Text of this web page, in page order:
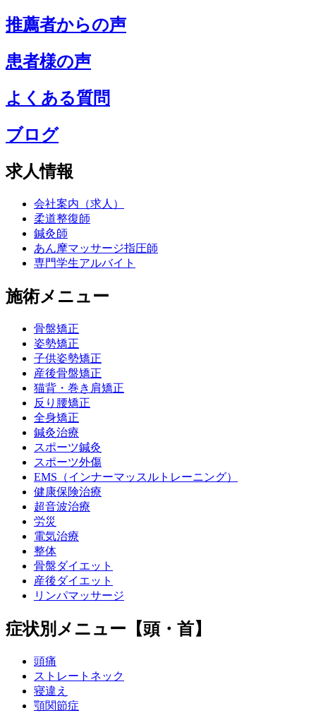
推薦者からの声
患者様の声
よくある質問
ブログ
求人情報
会社案内（求人）
柔道整復師
鍼灸師
あん摩マッサージ指圧師
専門学生アルバイト
施術メニュー
骨盤矯正
姿勢矯正
子供姿勢矯正
産後骨盤矯正
猫背・巻き肩矯正
反り腰矯正
全身矯正
鍼灸治療
スポーツ鍼灸
スポーツ外傷
EMS（インナーマッスルトレーニング）
健康保険治療
超音波治療
労災
電気治療
整体
骨盤ダイエット
産後ダイエット
リンパマッサージ
症状別メニュー【頭・首】
頭痛
ストレートネック
寝違え
顎関節症